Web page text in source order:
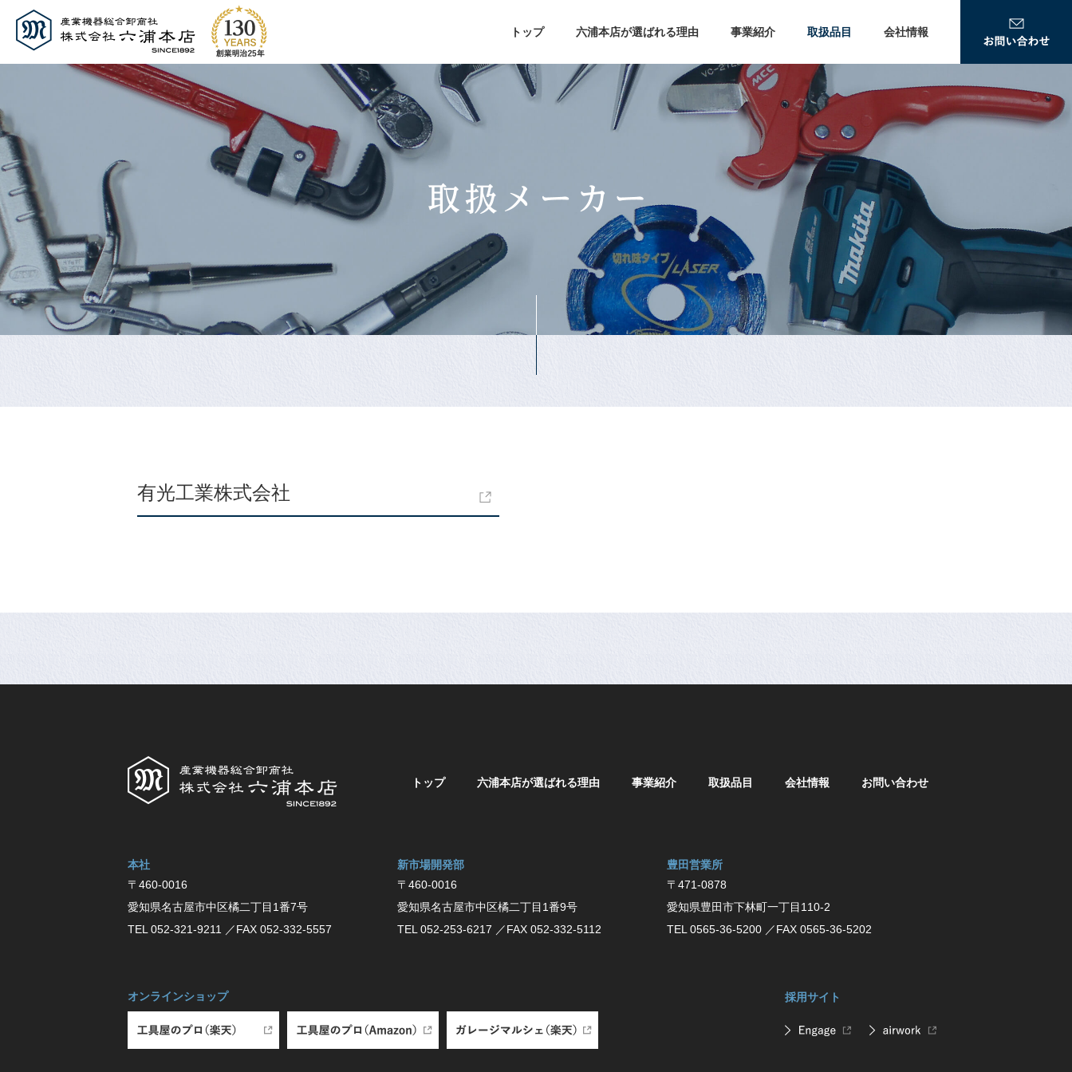
トップ 六浦本店が選ばれる理由 事業紹介 取扱品目 会社情報
有光工業株式会社
トップ 六浦本店が選ばれる理由 事業紹介 取扱品目 会社情報 お問い合わせ
本社
〒460-0016
愛知県名古屋市中区橘⼆丁⽬1番7号
TEL 052-321-9211
／FAX 052-332-5557
新市場開発部
〒460-0016
愛知県名古屋市中区橘二丁目1番9号
TEL 052-253-6217 ／FAX 052-332-5112
豊⽥営業所
〒471-0878
愛知県豊⽥市下林町⼀丁⽬110-2
TEL 0565-36-5200 ／FAX 0565-36-5202
オンラインショップ 採用サイト